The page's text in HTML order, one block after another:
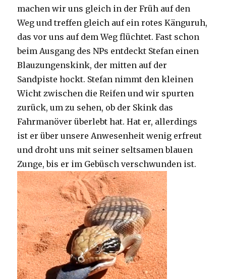
machen wir uns gleich in der Früh auf den
Weg und treffen gleich auf ein rotes Känguruh,
das vor uns auf dem Weg flüchtet. Fast schon
beim Ausgang des NPs entdeckt Stefan einen
Blauzungenskink, der mitten auf der
Sandpiste hockt. Stefan nimmt den kleinen
Wicht zwischen die Reifen und wir spurten
zurück, um zu sehen, ob der Skink das
Fahrmanöver überlebt hat. Hat er, allerdings
ist er über unsere Anwesenheit wenig erfreut
und droht uns mit seiner seltsamen blauen
Zunge, bis er im Gebüsch verschwunden ist.